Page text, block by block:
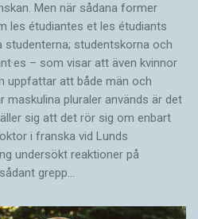
Men när sådana ­former
les étudiantes et les étudiants
studenterna; studentskorna och
– som visar att även kvinnor
uppfattar att både män och
maskulina pluraler används är det
sig att det rör sig om enbart
i franska vid Lunds
undersökt reaktioner på
grepp…